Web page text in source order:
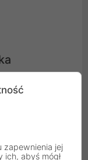
z popularnymi
ATX, Micro-ATX
potężną kartę
zapewnienia jej
ich, abyś mógł